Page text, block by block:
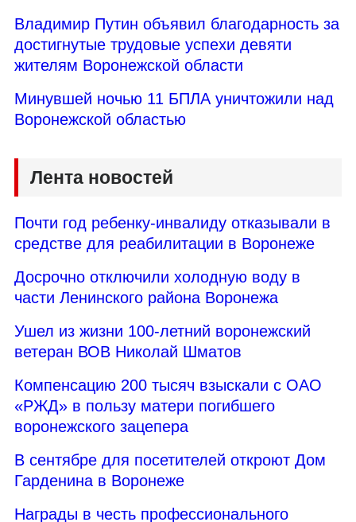
Владимир Путин объявил благодарность за
достигнутые трудовые успехи девяти
жителям Воронежской области
Минувшей ночью 11 БПЛА уничтожили над
Воронежской областью
Лента новостей
Почти год ребенку-инвалиду отказывали в
средстве для реабилитации в Воронеже
Досрочно отключили холодную воду в
части Ленинского района Воронежа
Ушел из жизни 100-летний воронежский
ветеран ВОВ Николай Шматов
Компенсацию 200 тысяч взыскали с ОАО
«РЖД» в пользу матери погибшего
воронежского зацепера
В сентябре для посетителей откроют Дом
Гарденина в Воронеже
Награды в честь профессионального